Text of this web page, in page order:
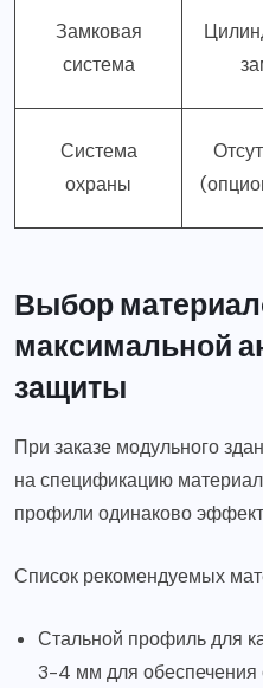
Замковая
система
Система
охраны
Выбор
максимальной
защиты
При заказе модульного
на спецификацию
профили одинаково
Список рекомендуемых
Стальной профиль для
3-4 мм для обеспечения